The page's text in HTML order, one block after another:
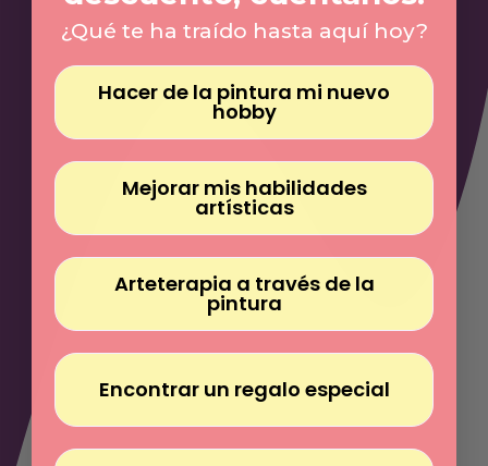
¿Qué te ha traído hasta aquí hoy?
Hacer de la pintura mi nuevo
hobby
Mejorar mis habilidades
artísticas
Arteterapia a través de la
pintura
Encontrar un regalo especial